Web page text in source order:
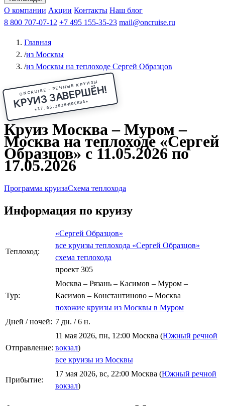
Чебоксарыиз Волгоградаиз Саратова Все города
КазаньВ Нижний НовгородВ ПермьВ Ростов-на-Дону
РыбинскНа СоловкиНа ВалаамПо ОкеПо Енисею
Афанасий Никитин Октябрьская революция
ФединАлександр СвешниковИван
МироновА.С.Попов
О компании Акции Контакты Наш блог
8 800 707-07-12 +7 495 155-35-23 mail@oncruise.ru
Главная
/из Москвы
/из Москвы на теплоходе Сергей Образцов
ONCRUISE · РЕЧНЫЕ КРУИЗЫ
КРУИЗ ЗАВЕРШЁН!
★17.05.2026МОСКВА★
Круиз Москва – Муром –
Москва на теплоходе «Сергей
Образцов» с 11.05.2026 по
17.05.2026
Программа круизаСхема теплохода
Информация по круизу
Теплоход:
«Сергей Образцов»
все круизы теплохода «Сергей Образцов»
схема теплохода
проект 305
Тур:
Москва – Рязань – Касимов – Муром –
Касимов – Константиново – Москва
похожие круизы из Москвы в Муром
Дней / ночей: 7 дн. / 6 н.
Отправление:
11 мая 2026, пн, 12:00 Москва (Южный речной
вокзал)
все круизы из Москвы
Прибытие:
17 мая 2026, вс, 22:00 Москва (Южный речной
вокзал)